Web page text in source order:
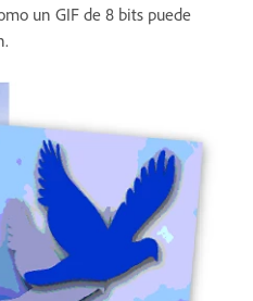
un GIF de 8 bits puede